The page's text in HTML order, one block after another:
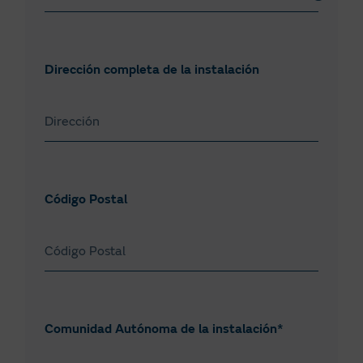
Dirección completa de la instalación
Código Postal
Comunidad Autónoma de la instalación*